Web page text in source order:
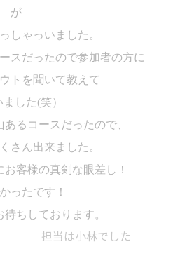
が
しゃっいま した。
スだったので参加者の方に
トを聞いて教えて
ました(笑 ）
るコースだったので、
さん出来ました。
客様の真剣な眼差し！
ったです！
ちしております。
林でした